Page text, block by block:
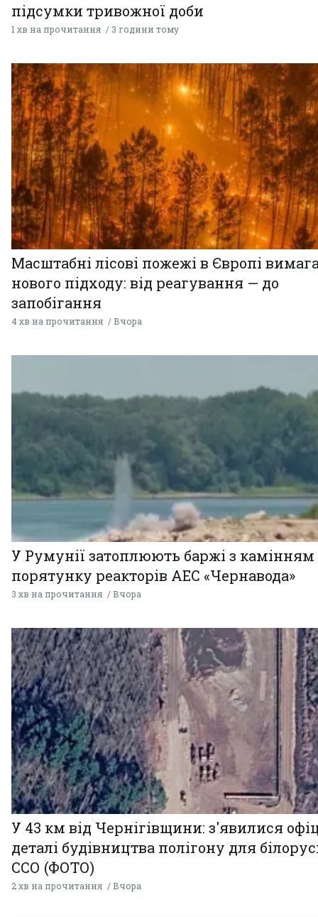
підсумки тривожної доби
1 хв на прочитання 3 години тому
Масштабні лісові пожежі в Європі
нового підходу: від реагування — до
запобігання
4 хв на прочитання Вчора
У Румунії затоплюють баржі з
порятунку реакторів АЕС «Чернавода»
3 хв на прочитання Вчора
У 43 км від Чернігівщини: з'явилися
деталі будівництва полігону для
ССО (ФОТО)
2 хв на прочитання Вчора